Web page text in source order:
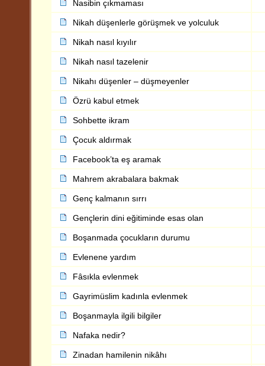
Nasibin çıkmaması
Nikah düşenlerle görüşmek ve yolculuk
Nikah nasıl kıyılır
Nikah nasıl tazelenir
Nikahı düşenler – düşmeyenler
Özrü kabul etmek
Sohbette ikram
Çocuk aldırmak
Facebook’ta eş aramak
Mahrem akrabalara bakmak
Genç kalmanın sırrı
Gençlerin dini eğitiminde esas olan
Boşanmada çocukların durumu
Evlenene yardım
Fâsıkla evlenmek
Gayrimüslim kadınla evlenmek
Boşanmayla ilgili bilgiler
Nafaka nedir?
Zinadan hamilenin nikâhı